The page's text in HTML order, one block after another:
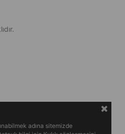
adına sitemizde